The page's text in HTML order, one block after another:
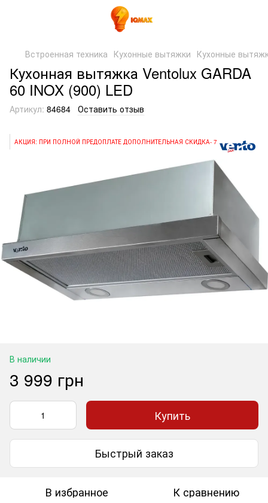
Встроенная техника Кухонные вытяжки Кухонные
Кухонная вытяжка Ventolux GARDA
60 INOX (900) LED
Артикул: 84684 Оставить отзыв
АКЦИЯ: ПРИ ПОЛНОЙ ПРЕДОПЛАТЕ ДОПОЛНИТЕЛЬНАЯ СКИДКА- 7%
В наличии
3 999 грн
Купить
Быстрый заказ
В избранное К сравнению